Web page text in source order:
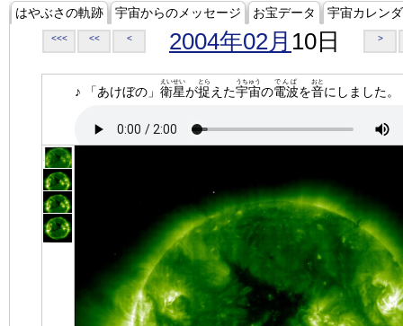
はやぶさの軌跡 宇宙からのメッセージ お宝データ 宇宙カレン
<<< << < 2004年02月 10日 >
♪ 「あけぼの」 衛星
えいせい
が捉
とら
えた宇宙
うちゅう
の電波
でんぱ
を音
おと
にしました。